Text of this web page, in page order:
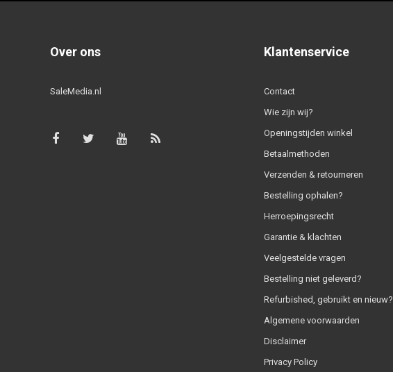
Over ons
SaleMedia.nl
Klantenservice
Contact
Wie zijn wij?
Openingstijden winkel
Betaalmethoden
Verzenden & retourneren
Bestelling ophalen?
Herroepingsrecht
Garantie & klachten
Veelgestelde vragen
Bestelling niet geleverd?
Refurbished, gebruikt en nieuw?
Algemene voorwaarden
Disclaimer
Privacy Policy